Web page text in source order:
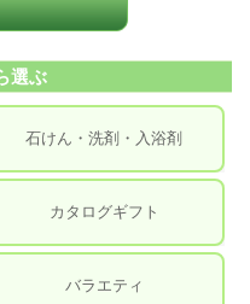
選ぶ
石けん・洗剤・入浴剤
カタログギフト
バラエティ